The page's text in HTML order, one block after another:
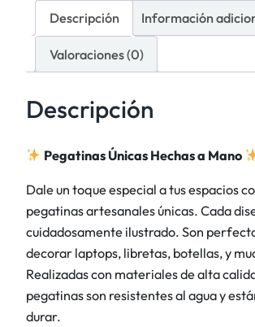
t
c
e
r
N
a
l
a
y
Descripción
Información
Valoraciones (0)
Descripción
Pegatinas Únicas Hechas a Mano
Dale un toque especial a tus espacios
pegatinas artesanales únicas. Cada
cuidadosamente ilustrado. Son
decorar laptops, libretas, botellas, y
Realizadas con materiales de alta
pegatinas son resistentes al agua y
durar.